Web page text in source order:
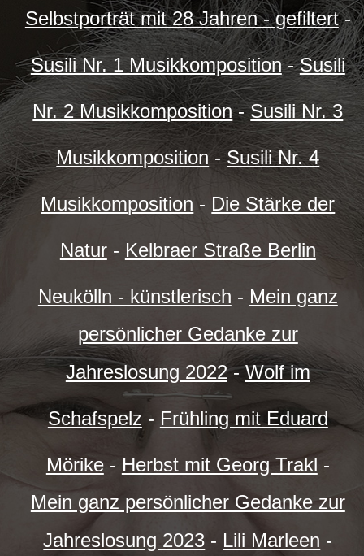
Selbstporträt mit 28 Jahren - gefiltert-
Susili Nr. 1 Musikkomposition-Susili
Nr. 2 Musikkomposition-Susili Nr. 3
Musikkomposition -Susili Nr. 4
Musikkomposition - Die Stärke der
Natur- Kelbraer Straße Berlin
Neukölln - künstlerisch - Mein ganz
persönlicher Gedanke zur
Jahreslosung 2022-Wolf im
Schafspelz - Frühling mit Eduard
Mörike- Herbst mit Georg Trakl -
Mein ganz persönlicher Gedanke zur
Jahreslosung 2023 - Lili Marleen -